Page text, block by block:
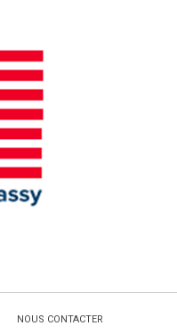
NOUS CONTACTER